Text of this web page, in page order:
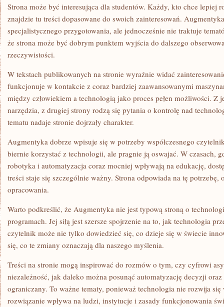
Strona może być interesująca dla studentów. Każdy, kto chce lepiej
znajdzie tu treści dopasowane do swoich zainteresowań.
specjalistycznego przygotowania, ale jednocześnie nie traktuje
że strona może być dobrym punktem wyjścia do dalszego
rzeczywistości.
W tekstach publikowanych na stronie wyraźnie widać
funkcjonuje w kontakcie z coraz bardziej zaawansowanymi
między człowiekiem a technologią jako proces pełen możliwości. Z
narzędzia, z drugiej strony rodzą się pytania o kontrolę nad
tematu nadaje stronie dojrzały charakter.
Augmentyka dobrze wpisuje się w potrzeby współczesnego
biernie korzystać z technologii, ale pragnie ją oswajać. W czasach,
robotyka i automatyzacja coraz mocniej wpływają na edukację,
treści staje się szczególnie ważny. Strona odpowiada na tę
opracowania.
Warto podkreślić, że Augmentyka nie jest typową stroną o
programach. Jej siłą jest szersze spojrzenie na to, jak technologia
czytelnik może nie tylko dowiedzieć się, co dzieje się w świecie
się, co te zmiany oznaczają dla naszego myślenia.
Treści na stronie mogą inspirować do rozmów o tym, czy cyfrowi
niezależność, jak daleko można posunąć automatyzację decyzji
ograniczany. To ważne tematy, ponieważ technologia nie rozwija
rozwiązanie wpływa na ludzi, instytucje i zasady funkcjonowania